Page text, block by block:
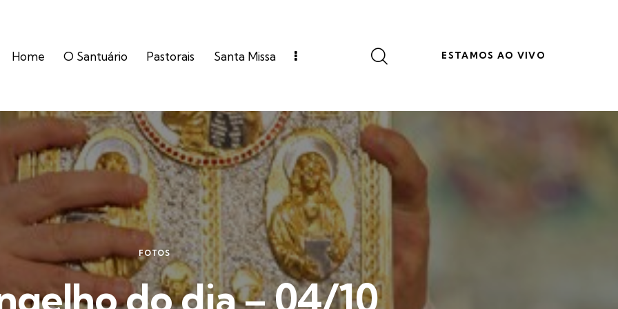
Home O Santuário Pastorais Santa Missa ESTAMOS AO VIVO
FOTOS
do dia – 04/10